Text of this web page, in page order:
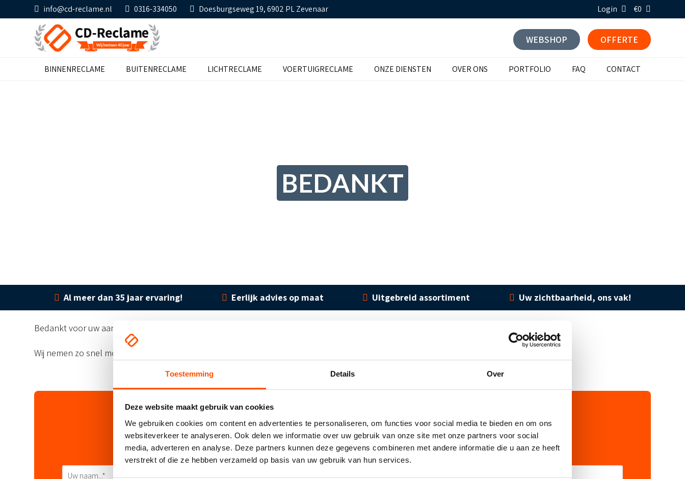
Toestemming Details Over
Deze website maakt gebruik van cookies
We gebruiken cookies om content en advertenties te personaliseren, om functies voor social media te bieden en om ons
websiteverkeer te analyseren. Ook delen we informatie over uw gebruik van onze site met onze partners voor social
media, adverteren en analyse. Deze partners kunnen deze gegevens combineren met andere informatie die u aan ze heeft
verstrekt of die ze hebben verzameld op basis van uw gebruik van hun services.
info@cd-reclame.nl 0316-334050 Doesburgseweg 19, 6902 PL Zevenaar Login €0
WEBSHOP OFFERTE
BINNENRECLAME BUITENRECLAME LICHTRECLAME VOERTUIGRECLAME ONZE DIENSTEN OVER ONS PORTFOLIO FAQ CONTACT
BEDANKT
Al meer dan 35 jaar ervaring! Eerlijk advies op maat Uitgebreid assortiment Uw zichtbaarheid, ons vak!
Bedankt voor uw aanvraag!
Wij nemen zo snel mogelijk contact met u op.
Contact opnemen
Heeft u interesse of wilt u meer weten?